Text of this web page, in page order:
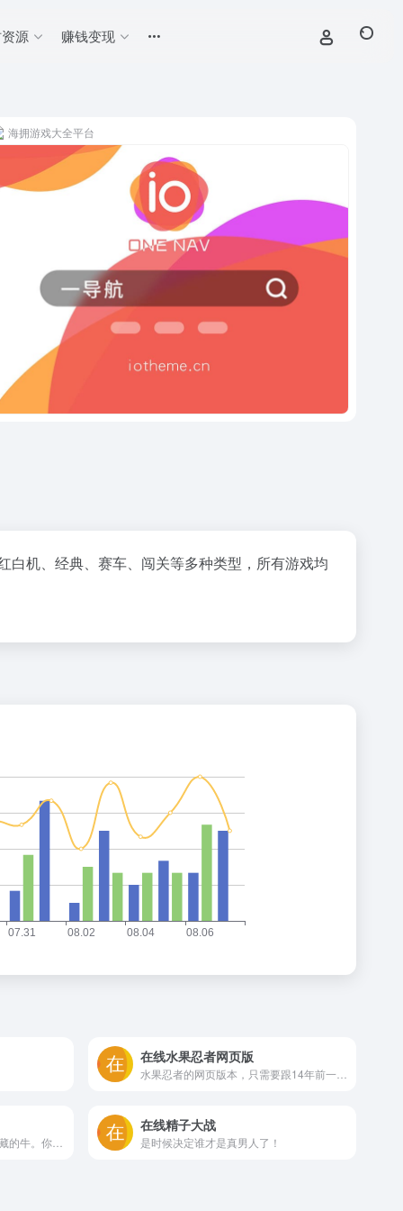
源 赚钱变现
海拥游戏大全平台
机、经典、赛车、闯关等多种类型，所有游戏均
在线水果忍者网页版
在线精子大战
是时候决定谁才是真男人了！